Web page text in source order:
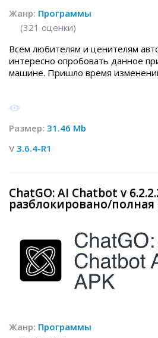
Жанр: Программы
(321 оценки)
Всем любителям и ценителям
интересно опробовать данное
машине. Пришло время
Размер: 31.46 Mb
V 3.6.4-R1
ChatGO: AI Chatbot v
разблокировано/полная
Жанр: Программы